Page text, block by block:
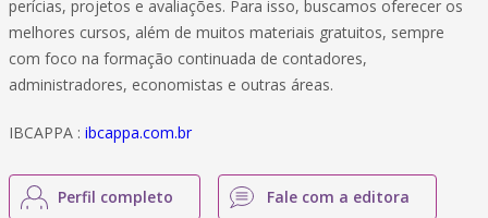
perícias, projetos e avaliações. Para isso, buscamos oferecer os
melhores cursos, além de muitos materiais gratuitos, sempre
com foco na formação continuada de contadores,
administradores, economistas e outras áreas.
IBCAPPA : ibcappa.com.br
Perfil completo Fale com a editora